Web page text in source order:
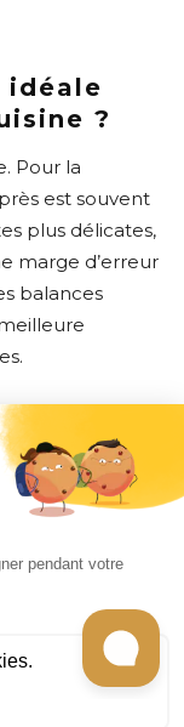
idéale
?
Pour la
est souvent
plus délicates,
marge d’erreur
balances
CARO